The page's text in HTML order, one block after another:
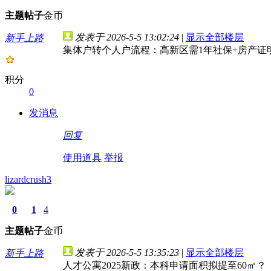
主题帖子金币
新手上路
积分
0
发消息
发表于 2026-5-5 13:02:24 | 显示全部楼层
集体户转个人户流程：高新区需1年社保+房产证
回复
使用道具 举报
lizardcrush3
0
主题
1
帖子
4
金币
新手上路 发表于 2026-5-5 13:35:23 | 显示全部楼层
人才公寓2025新政：本科申请面积拟提至60㎡？